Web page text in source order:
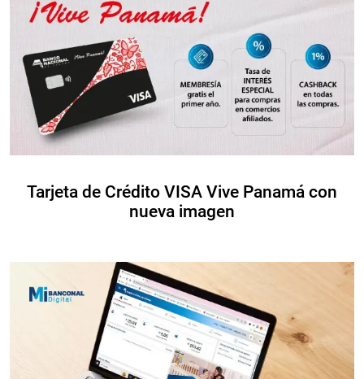
Tarjeta de Crédito VISA Vive Panamá con
nueva imagen